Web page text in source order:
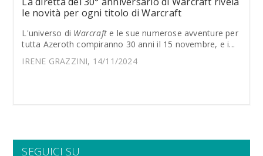
le novità per ogni titolo di Warcraft
L'universo di Warcraft e le sue numerose avventure per
tutta Azeroth compiranno 30 anni il 15 novembre, e i...
IRENE GRAZZINI, 14/11/2024
SEGUICI SU